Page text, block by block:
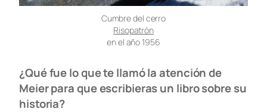
Cumbre del cerro
Risopatrón
en el año 1956
¿Qué fue lo que te llamó la atención de
Meier para que escribieras un libro sobre su
historia?